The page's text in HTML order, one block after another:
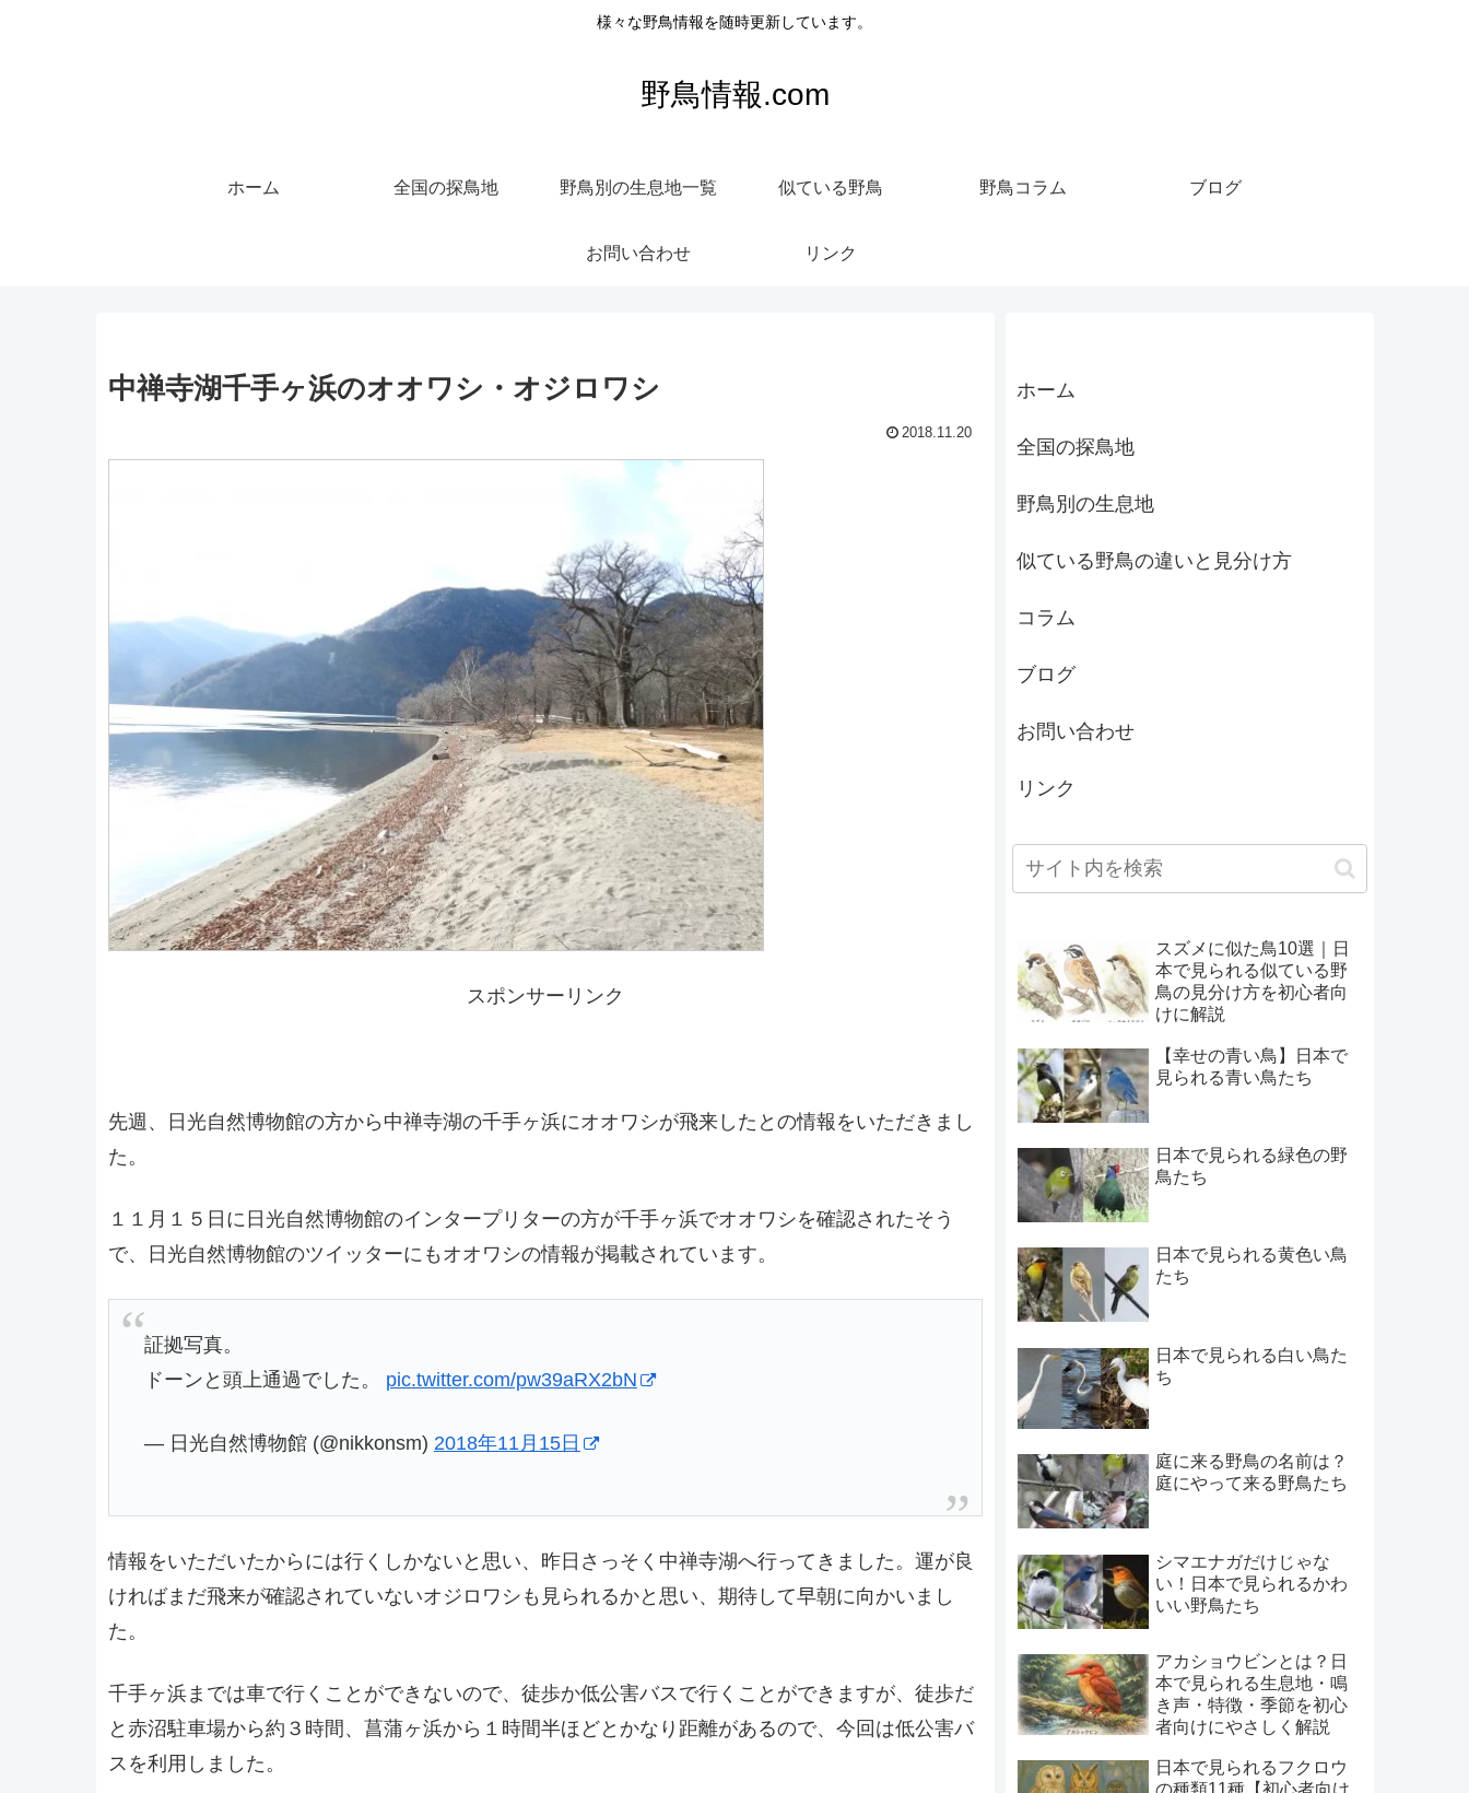
様々な野鳥情報を随時更新しています。
野鳥情報.com
ホーム 全国の探鳥地 野鳥別の生息地一覧 似ている野鳥 野鳥コラム ブログ
お問い合わせ リンク
中禅寺湖千手ヶ浜のオオワシ・オジロワシ
2018.11.20
スポンサーリンク
先週、日光自然博物館の方から中禅寺湖の千手ヶ浜にオオワシが飛来したとの情報をいただきまし
た。
１１月１５日に日光自然博物館のインタープリターの方が千手ヶ浜でオオワシを確認されたそう
で、日光自然博物館のツイッターにもオオワシの情報が掲載されています。
証拠写真。
ドーンと頭上通過でした。 pic.twitter.com/pw39aRX2bN
— 日光自然博物館 (@nikkonsm) 2018年11月15日
情報をいただいたからには行くしかないと思い、昨日さっそく中禅寺湖へ行ってきました。運が良
ければまだ飛来が確認されていないオジロワシも見られるかと思い、期待して早朝に向かいまし
た。
千手ヶ浜までは車で行くことができないので、徒歩か低公害バスで行くことができますが、徒歩だ
と赤沼駐車場から約３時間、菖蒲ヶ浜から１時間半ほどとかなり距離があるので、今回は低公害バ
スを利用しました。
ホーム
全国の探鳥地
野鳥別の生息地
似ている野鳥の違いと見分け方
コラム
ブログ
お問い合わせ
リンク
スズメに似た鳥10選｜日
本で見られる似ている野
鳥の見分け方を初心者向
けに解説
【幸せの青い鳥】日本で
見られる青い鳥たち
日本で見られる緑色の野
鳥たち
日本で見られる黄色い鳥
たち
日本で見られる白い鳥た
ち
庭に来る野鳥の名前は？
庭にやって来る野鳥たち
シマエナガだけじゃな
い！日本で見られるかわ
いい野鳥たち
アカショウビンとは？日
本で見られる生息地・鳴
き声・特徴・季節を初心
者向けにやさしく解説
日本で見られるフクロウ